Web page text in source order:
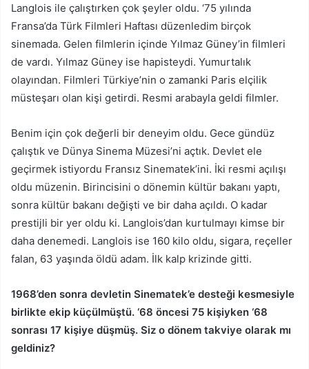
Langlois ile çalıştırken çok şeyler oldu. ‘75 yılında
Fransa’da Türk Filmleri Haftası düzenledim birçok
sinemada. Gelen filmlerin içinde Yılmaz Güney’in filmleri
de vardı. Yılmaz Güney ise hapisteydi. Yumurtalık
olayından. Filmleri Türkiye’nin o zamanki Paris elçilik
müsteşarı olan kişi getirdi. Resmi arabayla geldi filmler.
Benim için çok değerli bir deneyim oldu. Gece gündüz
çalıştık ve Dünya Sinema Müzesi’ni açtık. Devlet ele
geçirmek istiyordu Fransız Sinematek’ini. İki resmi açılışı
oldu müzenin. Birincisini o dönemin kültür bakanı yaptı,
sonra kültür bakanı değişti ve bir daha açıldı. O kadar
prestijli bir yer oldu ki. Langlois’dan kurtulmayı kimse bir
daha denemedi. Langlois ise 160 kilo oldu, sigara, reçeller
falan, 63 yaşında öldü adam. İlk kalp krizinde gitti.
1968’den sonra devletin Sinematek’e desteği kesmesiyle
birlikte ekip küçülmüştü. ‘68 öncesi 75 kişiyken ‘68
sonrası 17 kişiye düşmüş. Siz o dönem takviye olarak mı
geldiniz?